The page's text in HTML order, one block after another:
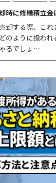
時に修繕積立金
却する際、これ
のように扱われ
るでしょ…